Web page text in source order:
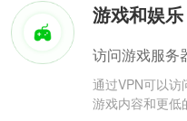
游戏和娱乐
访问游戏服务
通过VPN可以访
游戏内容和更低